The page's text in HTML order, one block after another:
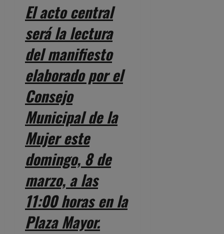
El acto central
será la lectura
del manifiesto
elaborado por el
Consejo
Municipal de la
Mujer este
domingo, 8 de
marzo, a las
11:00 horas en la
Plaza Mayor.